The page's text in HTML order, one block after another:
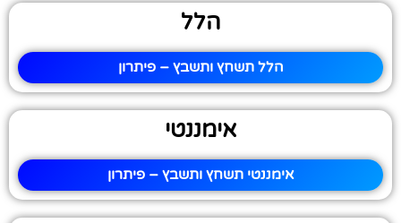
הלל
הלל תשחץ ותשבץ – פיתרון
אימננטי
אימננטי תשחץ ותשבץ – פיתרון